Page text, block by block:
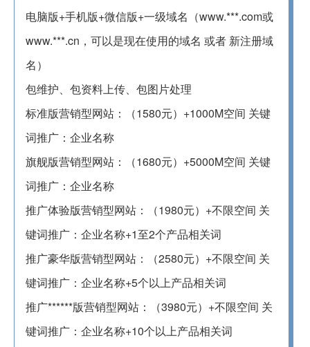
电脑版+手机版+微信版+一级域名（www.***.com或
www.***.cn，可以是现在使用的域名 或者 新注册域
名）
包维护、包资料上传、包图片处理
标准版营销型网站：（1580元）+1000M空间 关键
词推广：企业名称
旗舰版营销型网站：（1680元）+5000M空间 关键
词推广：企业名称
推广体验版营销型网站：（1980元）+不限空间 关
键词推广：企业名称+1至2个产品相关词
推广豪华版营销型网站：（2580元）+不限空间 关
键词推广：企业名称+5个以上产品相关词
推广******版营销型网站：（3980元）+不限空间 关
键词推广：企业名称+10个以上产品相关词